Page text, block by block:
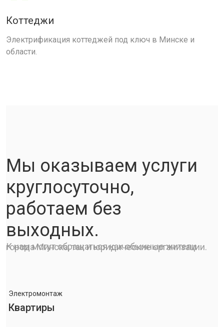
Коттеджи
Электрификация коттеджей под ключ в Минске и
области.
Мы оказываем услуги
круглосуточно,
работаем без
выходных.
К нам могут обращаться как обычные жители города Минска, так и юридические организации.
Электромонтаж
Квартиры